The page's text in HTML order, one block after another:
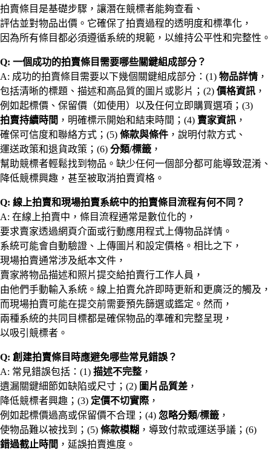
拍賣條目是基礎步驟，讓潛在競標者能夠查看、
評估並對物品出價。它確保了拍賣過程的透明度和標準化，
因為所有條目都必須遵循系統的規範，以維持公平性和完整性。
Q: 一個成功的拍賣條目需要哪些關鍵組成部分？
A: 成功的拍賣條目需要以下幾個關鍵組成部分：(1) 物品詳情 ，
包括清晰的標題、描述和高品質的圖片或影片；(2) 價格資訊 ，
例如起標價、保留價（如使用）以及任何立即購買選項；(3)
拍賣持續時間 ，明確標示開始和結束時間；(4) 賣家資訊 ，
確保可信度和聯絡方式；(5) 條款與條件 ，說明付款方式、
運送政策和退貨政策；(6) 分類/標籤 ，
幫助競標者輕鬆找到物品。缺少任何一個部分都可能導致混淆、
降低競標興趣，甚至被取消拍賣資格。
Q: 線上拍賣和現場拍賣系統中的拍賣條目流程有何不同？
A: 在線上拍賣中，條目流程通常是數位化的，
要求賣家透過網頁介面或行動應用程式上傳物品詳情。
系統可能會自動驗證、上傳圖片和設定價格。相比之下，
現場拍賣通常涉及紙本文件，
賣家將物品描述和照片提交給拍賣行工作人員，
由他們手動輸入系統。線上拍賣允許即時更新和更廣泛的觸及，
而現場拍賣可能在提交前需要預先篩選或鑑定。然而，
兩種系統的共同目標都是確保物品的準確和完整呈現，
以吸引競標者。
Q: 創建拍賣條目時應避免哪些常見錯誤？
A: 常見錯誤包括：(1) 描述不完整 ，
遺漏關鍵細節如缺陷或尺寸；(2) 圖片品質差 ，
降低競標者興趣；(3) 定價不切實際，
例如起標價過高或保留價不合理；(4) 忽略分類/標籤 ，
使物品難以被找到；(5) 條款模糊 ，導致付款或運送爭議；(6)
錯過截止時間 ，延誤拍賣進度。